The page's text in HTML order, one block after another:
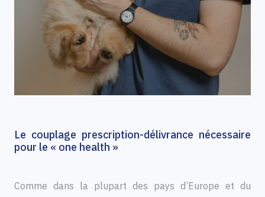
Le couplage prescription-délivrance nécessaire
pour le « one health »
Comme dans la plupart des pays d’Europe et du